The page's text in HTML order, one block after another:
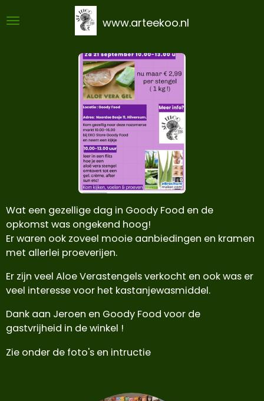
direct
www.arteekoo.nl
Wat een gezellige dag in Goody Food en de
opkomst was ongekend hoog!
Er waren ook zoveel mooie aanbiedingen en kramen
met allerlei proeverijen.
Er zijn veel Aloe Verastengels verkocht en ook was er
veel interesse voor het kastanjewasmiddel.
Dank aan Jeroen en Goody Food voor de
gastvrijheid in de winkel !
Zie onder de foto's en intructie